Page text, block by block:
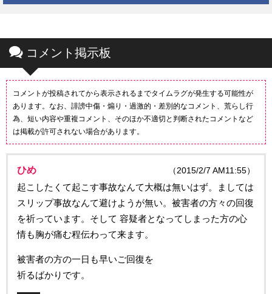
コメント掲示板
コメントが投稿されてから表示されるまでタイムラグが発生する可能性が
あります。なお、誹謗中傷・煽り・過激的・差別的なコメント、荒らし行
為、短い内容や重複コメント、そのほか不適切と判断されたコメントなど
は掲載が許可されない場合があります。
ひめ （2015/2/7 AM11:55）
起こしたくて起こす事故なんて大概は無いはず。ましては
スリップ事故なんて避けようが無い。被害者の方々の回復
を祈っています。そして 容疑者となってしまった方の心
情も胸が痛む程伝わって来ます。
被害者の方の一日も早いご回復を
祈るばかりです。